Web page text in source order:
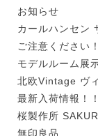
お知らせ
カールハンセン
ご注意ください！
モデルルーム展
北欧Vintage ヴ
最新入荷情報！！
桜製作所
無印良品